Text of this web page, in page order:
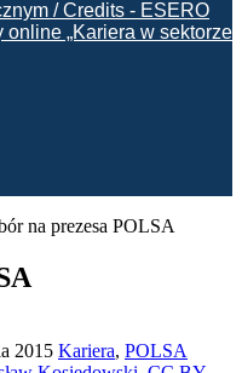
online „Kariera w sektorze
na prezesa POLSA
2015 Kariera, POLSA